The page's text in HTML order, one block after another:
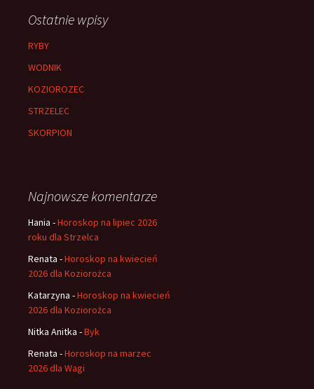
Ostatnie wpisy
RYBY
WODNIK
KOZIOROZEC
STRZELEC
SKORPION
Najnowsze komentarze
Hania -Horoskop na lipiec 2026
roku dla Strzelca
Renata -Horoskop na kwiecień
2026 dla Koziorożca
Katarzyna -Horoskop na kwiecień
2026 dla Koziorożca
Nitka Anitka -Byk
Renata -Horoskop na marzec
2026 dla Wagi